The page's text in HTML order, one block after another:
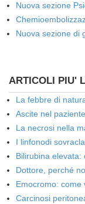
Nuova sezione
Nuova sezione di
ARTICOLI PIU'
La febbre di
Ascite nel
La necrosi nella
I linfonodi
Bilirubina elevata:
Dottore, perché
Emocromo: come
Carcinosi